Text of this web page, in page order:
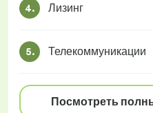
4. Лизинг
5. Телекоммуникации
Посмотреть